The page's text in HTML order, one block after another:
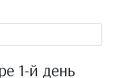
1-й день